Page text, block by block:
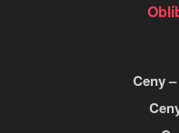
Ceny